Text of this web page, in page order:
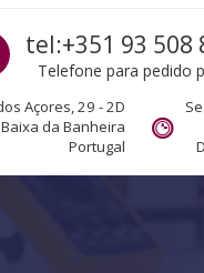
Call us
tel:+351 93 508
Telefone para pedido
Açores, 29 - 2D
da Banheira
Portugal